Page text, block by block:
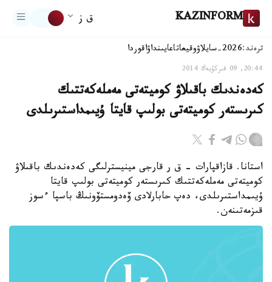
KAZINFORM ق ز
ترەند:2026-سايلاۋ وقيعاتاعايىنداۋاقوردا
20:44, 09 قىركۇيەك 2014
كەدەندىك باقىلاۋ كوميتەتى مەملەكەتتىك
كىرىستەر كوميتەتى بولىپ قايتا ۇيىمداستىرىلدى
استانا. قازاقپارات - ق ر قارجى مينيسترلىگى كەدەندىك باقىلاۋ
كوميتەتى مەملەكەتتىك كىرىستەر كوميتەتى بولىپ قايتا
ۇيىمداستىرىلدى، دەپ حابارلادى ۆەدومستۆونىڭ باسپا ءسوز
قىزمەتىنەن.